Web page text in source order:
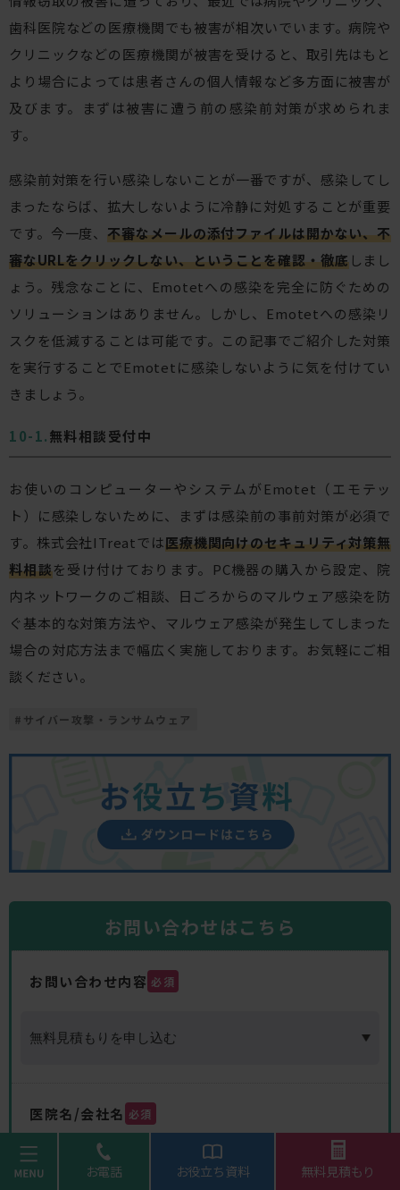
歯科医院などの医療機関でも被害が相次いでいます。病院や
クリニックなどの医療機関が被害を受けると、取引先はもと
より場合によっては患者さんの個人情報など多方面に被害が
及びます。まずは被害に遭う前の感染前対策が求められま
す。
感染前対策を行い感染しないことが一番ですが、感染してし
まったならば、拡大しないように冷静に対処することが重要
です。今一度、不審なメールの添付ファイルは開かない、不
審なURLをクリックしない、ということを確認・徹底しまし
ょう。残念なことに、Emotetへの感染を完全に防ぐための
ソリューションはありません。しかし、Emotetへの感染リ
スクを低減することは可能です。この記事でご紹介した対策
を実行することでEmotetに感染しないように気を付けてい
きましょう。
無料相談受付中
お使いのコンピューターやシステムがEmotet（エモテッ
ト）に感染しないために、まずは感染前の事前対策が必須で
す。株式会社ITreatでは医療機関向けのセキュリティ対策無
料相談を受け付けております。PC機器の購入から設定、院
内ネットワークのご相談、日ごろからのマルウェア感染を防
ぐ基本的な対策方法や、マルウェア感染が発生してしまった
場合の対応方法まで幅広く実施しております。お気軽にご相
談ください。
# サイバー攻撃・ランサムウェア
お問い合わせはこちら
お問い合わせ内容 必須
医院名/会社名 必須
menu お電話 お役立ち資料 無料見積もり